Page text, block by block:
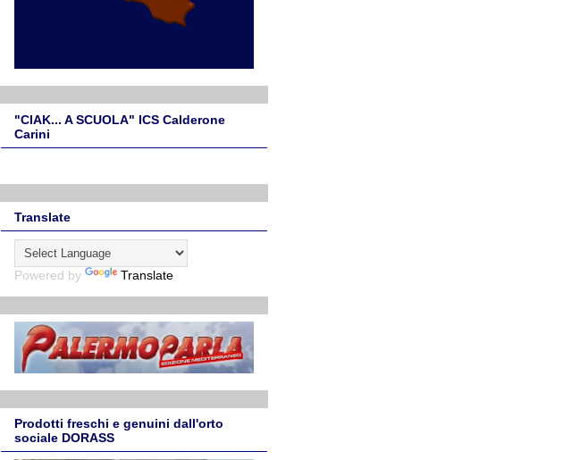
"CIAK... A SCUOLA" ICS Calderone
Carini
Translate
Powered by Translate
Prodotti freschi e genuini dall'orto
sociale DORASS